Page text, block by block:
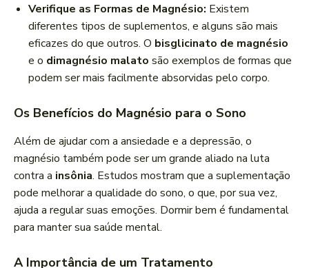
Verifique as Formas de Magnésio: Existem
diferentes tipos de suplementos, e alguns são mais
eficazes do que outros. O bisglicinato de magnésio
e o dimagnésio malato são exemplos de formas que
podem ser mais facilmente absorvidas pelo corpo.
Os Benefícios do Magnésio para o Sono
Além de ajudar com a ansiedade e a depressão, o
magnésio também pode ser um grande aliado na luta
contra a insônia. Estudos mostram que a suplementação
pode melhorar a qualidade do sono, o que, por sua vez,
ajuda a regular suas emoções. Dormir bem é fundamental
para manter sua saúde mental.
A Importância de um Tratamento